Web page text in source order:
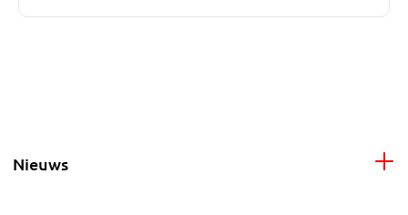
Nieuws